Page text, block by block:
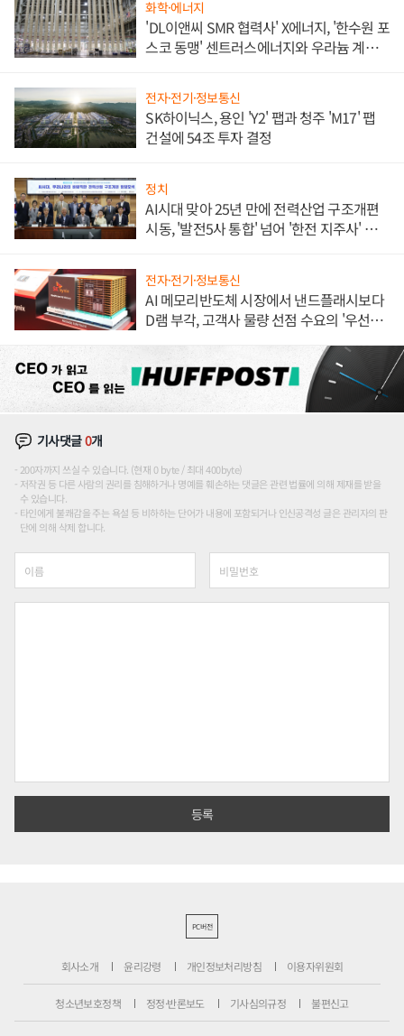
화학·에너지
'DL이앤씨 SMR 협력사' X에너지, '한수원 포
스코 동맹' 센트러스에너지와 우라늄 계약
전자·전기·정보통신
SK하이닉스, 용인 'Y2' 팹과 청주 'M17' 팹
건설에 54조 투자 결정
정치
AI시대 맞아 25년 만에 전력산업 구조개편
시동, '발전5사 통합' 넘어 '한전 지주사' 재편
전자·전기·정보통신
AI 메모리반도체 시장에서 낸드플래시보다
D램 부각, 고객사 물량 선점 수요의 '우선순
기사댓글0개
200자까지 쓰실 수 있습니다. (현재 0 byte / 최대 400byte)
저작권 등 다른 사람의 권리를 침해하거나 명예를 훼손하는 댓글은 관련 법률에 의해 제재를 받을
수 있습니다.
타인에게 불쾌감을 주는 욕설 등 비하하는 단어가 내용에 포함되거나 인신공격성 글은 관리자의 판
단에 의해 삭제 합니다.
PC버전
회사소개 윤리강령 개인정보처리방침 이용자위원회
청소년보호정책 정정·반론보도 기사심의규정 불편신고